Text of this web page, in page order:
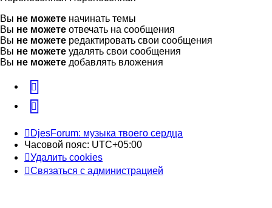
Вы не можете начинать темы
Вы не можете отвечать на сообщения
Вы не можете редактировать свои сообщения
Вы не можете удалять свои сообщения
Вы не можете добавлять вложения
vk
Telegram
DjesForum: музыка твоего сердца
Часовой пояс: UTC+05:00
Удалить cookies
Связаться с администрацией